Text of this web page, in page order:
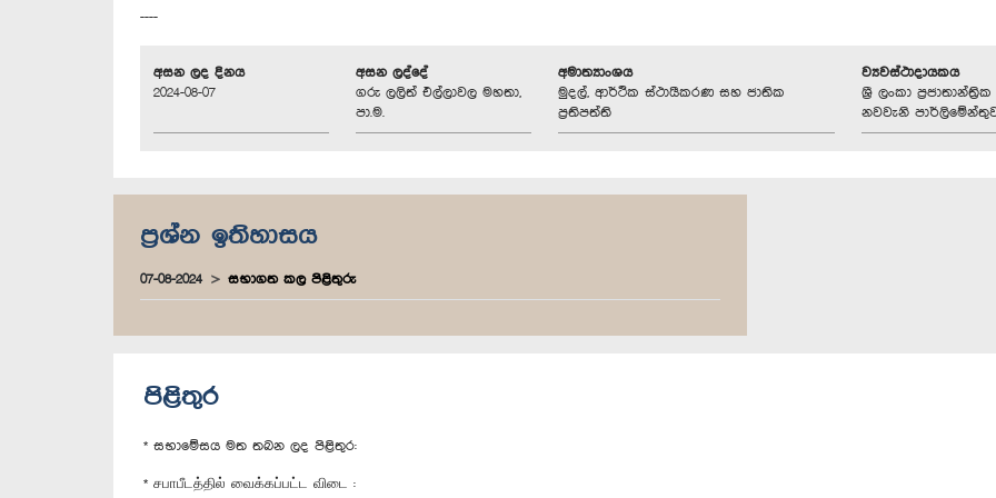
----
අසන ලද දිනය
2024-08-07
අසන ලද්දේ
ගරු ලලිත් එල්ලාවල මහතා,
පා.ම.
අමාත්‍යාංශය
මුදල්, ආර්ථික ස්ථායීකරණ සහ ජාතික
ප්‍රතිපත්ති
ව්‍යවස්ථාදායකය
ශ්‍රී ලංකා
නවවැනි
ප්‍රශ්න ඉතිහාසය
07-08-2024 සභාගත කල පිළිතුරු
පිළිතුර
* සභාමේසය මත තබන ලද පිළිතුර:
* சபாபீடத்தில் வைக்கப்பட்ட விடை :